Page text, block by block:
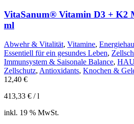
VitaSanum® Vitamin D3 + K2
ml
Abwehr & Vitalität, Vitamine,
Essentiell für ein gesundes Leben,
Immunsystem & Saisonale Balance,
Zellschutz, Antioxidants, Knochen &
12,40 €
413,33 € /l
inkl. 19 % MwSt.